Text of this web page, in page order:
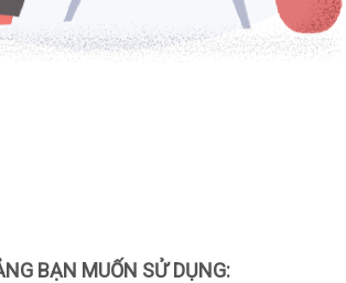
BẠN MUỐN SỬ DỤNG: